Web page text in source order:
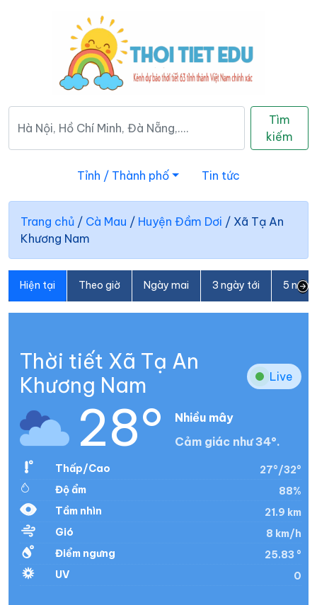
Tìm
kiếm
Tỉnh / Thành phố Tin tức
Trang chủ / Cà Mau / Huyện Đầm Dơi / Xã Tạ An
Khương Nam
Hiện tại Theo giờ Ngày mai 3 ngày tới 5
Thời tiết Xã Tạ An
Khương Nam
Live
28°
Nhiều mây
Cảm giác như 34°.
Thấp/Cao
27°/32°
Độ ẩm
88%
Tầm nhìn
21.9 km
Gió
8 km/h
Điểm ngưng
25.83 °
UV
0